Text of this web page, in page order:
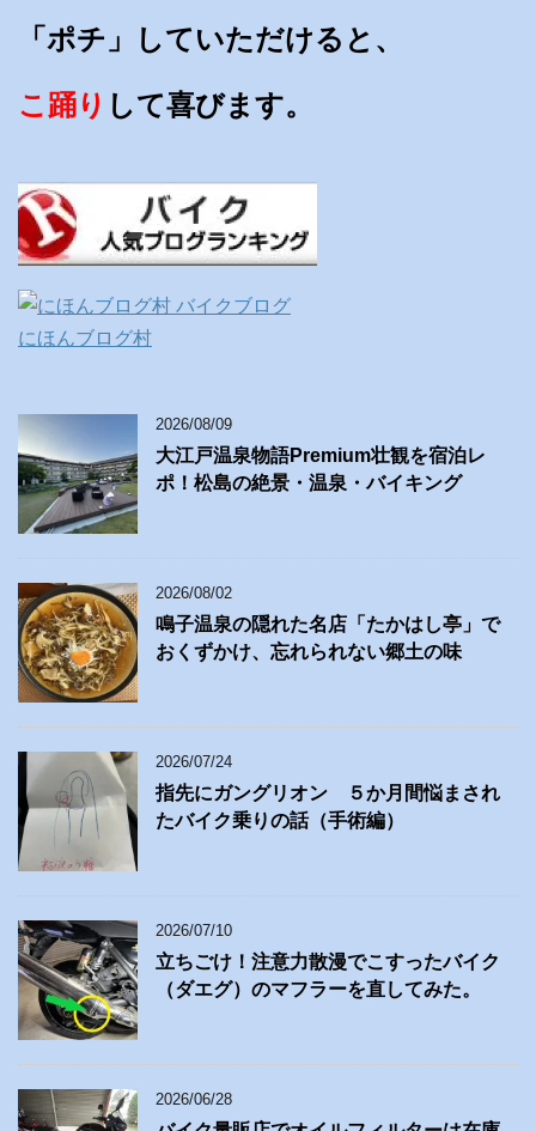
「ポチ」していただけると、
こ踊り して喜びます。
にほんブログ村
2026/08/09
大江戸温泉物語Premium壮観を宿泊レ
ポ！松島の絶景・温泉・バイキング
2026/08/02
鳴子温泉の隠れた名店「たかはし亭」で
おくずかけ、忘れられない郷土の味
2026/07/24
指先にガングリオン ５か月間悩まされ
たバイク乗りの話（手術編）
2026/07/10
立ちごけ！注意力散漫でこすったバイク
（ダエグ）のマフラーを直してみた。
2026/06/28